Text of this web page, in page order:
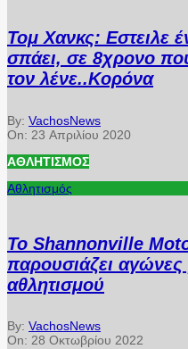
Τομ Χανκς: Εστειλε
σπάει, σε 8χρονο
τον λένε..Κορόνα
By: VachosNews
On: 23 Απριλίου 2020
ΑΘΛΗΤΙΣΜΌΣ
Αθλητισμός
Το Shannonville
παρουσιάζει αγώνες
αθλητισμού
By: VachosNews
On: 28 Οκτωβρίου 2022